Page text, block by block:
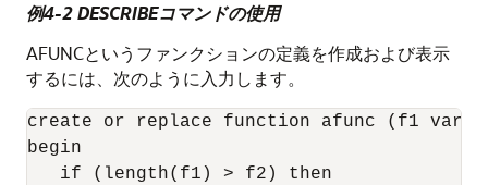
例4-2 DESCRIBEコマンドの使用
AFUNCというファンクションの定義を作成および表示
するには、次のように入力します。
create or replace function afunc (f1
begin
   if (length(f1) > f2) then